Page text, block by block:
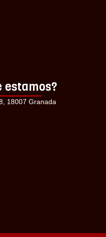
estamos?
18007 Granada